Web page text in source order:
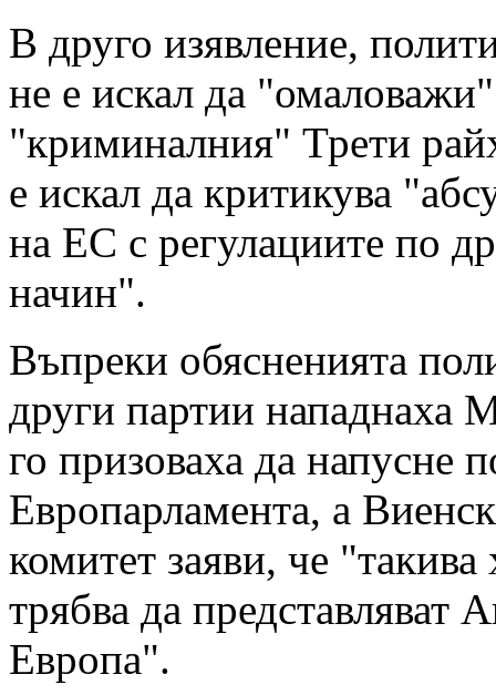
В друго изявление,
не е искал да "омаловажи"
"криминалния" Трети
е искал да критикува
на ЕС с регулациите по
начин".
Въпреки обясненията
други партии нападнаха
го призоваха да напусне
Европарламента, а
комитет заяви, че "такива
трябва да представляват
Европа".